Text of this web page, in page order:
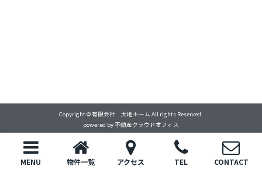
トップ 電話 お問い合わせ
MENU 物件一覧 アクセス TEL CONTACT
Copyright © 有限会社 大地ホーム All rights Reserved.
powered by 不動産クラウドオフィス